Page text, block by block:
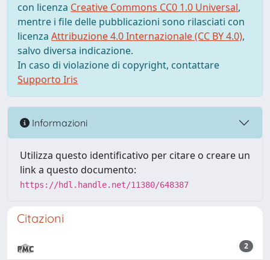
con licenza Creative Commons CC0 1.0 Universal,
mentre i file delle pubblicazioni sono rilasciati con
licenza Attribuzione 4.0 Internazionale (CC BY 4.0),
salvo diversa indicazione.
In caso di violazione di copyright, contattare
Supporto Iris
Informazioni
Utilizza questo identificativo per citare o creare un
link a questo documento:
https://hdl.handle.net/11380/648387
Citazioni
2